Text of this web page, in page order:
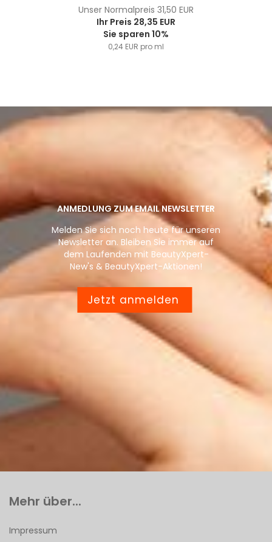
Unser Normalpreis 31,50 EUR
Ihr Preis 28,35 EUR
Sie sparen 10%
0,24 EUR pro ml
ANMEDLUNG ZUM EMAIL NEWSLETTER
Melden Sie sich noch heute für unseren
Newsletter an. Bleiben Sie immer auf
dem Laufenden mit BeautyXpert-
New's & BeautyXpert-Aktionen!
Jetzt anmelden
Mehr über...
Impressum